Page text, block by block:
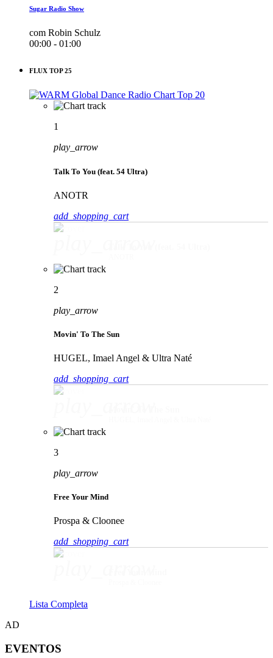
Sugar Radio Show
com Robin Schulz
00:00 - 01:00
FLUX TOP 25
1
play_arrow
Talk To You (feat. 54 Ultra)
ANOTR
add_shopping_cart
2
play_arrow
Movin' To The Sun
HUGEL, Imael Angel & Ultra Naté
add_shopping_cart
3
play_arrow
Free Your Mind
Prospa & Cloonee
add_shopping_cart
Lista Completa
AD
EVENTOS